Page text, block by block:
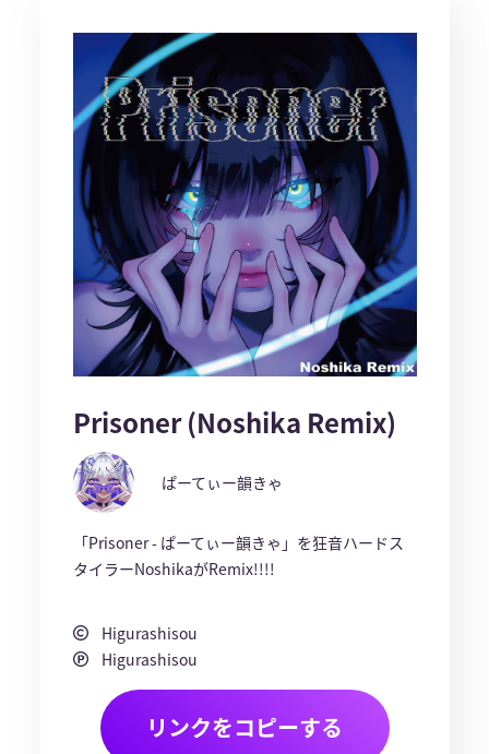
Prisoner (Noshika Remix)
ぱーてぃー韻きゃ
「Prisoner - ぱーてぃー韻きゃ」を狂音ハードス
タイラーNoshikaがRemix!!!!
Higurashisou
Higurashisou
リンクをコピーする